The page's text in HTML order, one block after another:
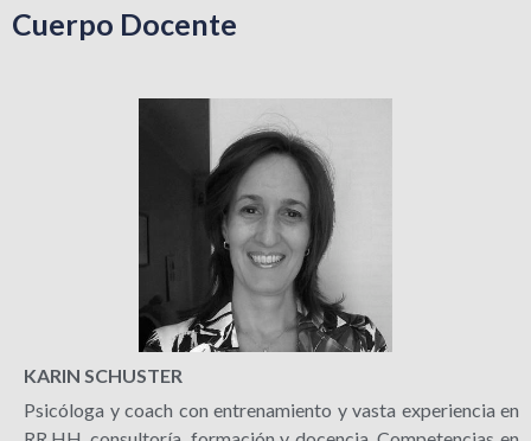
Cuerpo Docente
KARIN SCHUSTER
Psicóloga y coach con entrenamiento y vasta experiencia en